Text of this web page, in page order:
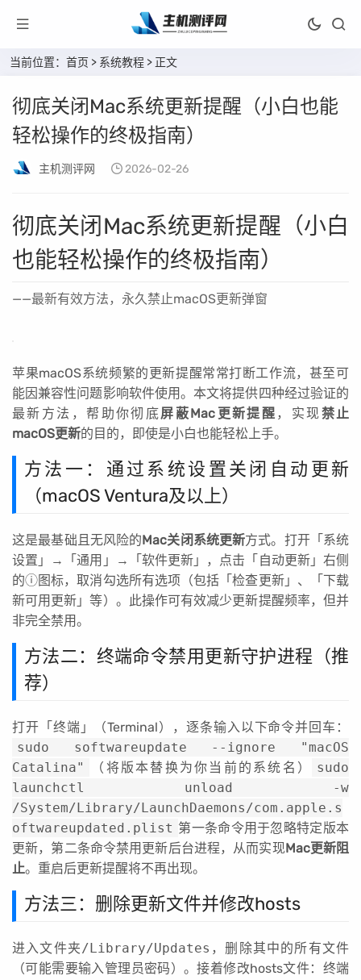
当前位置： 首页 > 系统教程 > 正文
彻底关闭Mac系统更新提醒（小白也能
轻松操作的终极指南）
主机测评网 2026-02-26
彻底关闭Mac系统更新提醒（小白
也能轻松操作的终极指南）
——最新有效方法，永久禁止macOS更新弹窗
苹果macOS系统频繁的更新提醒常常打断工作流，甚至可
能因兼容性问题影响软件使用。本文将提供四种经过验证的
最新方法，帮助你彻底屏蔽Mac更新提醒 ，实现禁止
macOS更新的目的，即使是小白也能轻松上手。
方法一：通过系统设置关闭自动更新
（macOS Ventura及以上）
这是最基础且无风险的Mac关闭系统更新方式。打开「系统
设置」→「通用」→「软件更新」，点击「自动更新」右侧
的ⓘ图标，取消勾选所有选项（包括「检查更新」、「下载
新可用更新」等）。此操作可有效减少更新提醒频率，但并
非完全禁用。
方法二：终端命令禁用更新守护进程（推
荐）
打开「终端」（Terminal），逐条输入以下命令并回车：
sudo softwareupdate --ignore "macOS
Catalina"
（将版本替换为你当前的系统名）
sudo
launchctl unload -w
/System/Library/LaunchDaemons/com.apple.s
oftwareupdated.plist 第一条命令用于忽略特定版本
更新，第二条命令禁用更新后台进程，从而实现Mac更新阻
止。重启后更新提醒将不再出现。
方法三：删除更新文件并修改hosts
进入文件夹/Library/Updates ，删除其中的所有文件
（可能需要输入管理员密码）。接着修改hosts文件：终端